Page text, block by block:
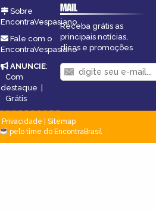
Sobre
EncontraVespasiano
Fale com o
EncontraVespasiano
ANUNCIE:
Com
destaque
Grátis
MAIL
Receba grátis as
principais notícias,
dicas e promoções
Privacidade
Sitemap
pelo time do EncontraBrasil